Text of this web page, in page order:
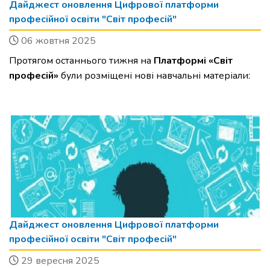
Дайджест оновлення Цифрової платформи
професійної освіти "Світ професій"
06 жовтня 2025
Протягом останнього тижня на Платформі «Світ
професій» були розміщені нові навчальні матеріали:
Дайджест оновлення Цифрової платформи
професійної освіти "Світ професій"
29 вересня 2025